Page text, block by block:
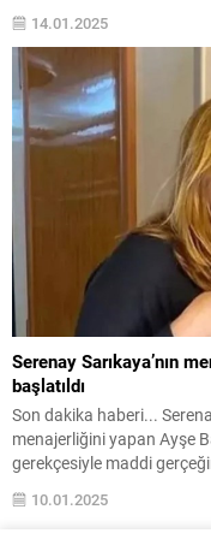
14.01.2025
Serenay Sarıkaya’nın
başlatıldı
Son dakika haberi...
menajerliğini yapan Ayşe
gerekçesiyle maddi
başlatıldı.
10.01.2025